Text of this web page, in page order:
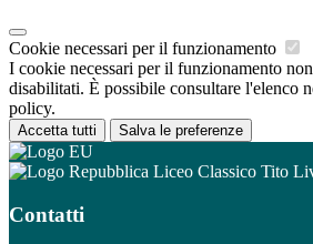
Cookie necessari per il funzionamento
I cookie necessari per il funzionamento
disabilitati. È possibile consultare l'elenco
policy.
Accetta tutti Salva le preferenze
Liceo Classico Tito
Contatti